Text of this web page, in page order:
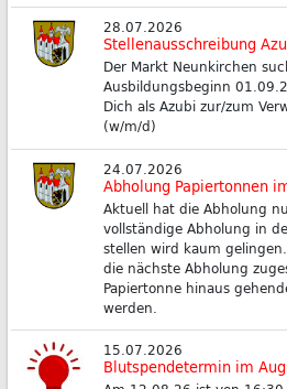
28.07.2026
Stellenausschreibung
Der Markt Neunkirchen
Ausbildungsbeginn
Dich als Azubi zur/zum
(w/m/d)
24.07.2026
Abholung Papiertonnen
Aktuell hat die Abholung
vollständige Abholung in
stellen wird kaum
die nächste Abholung
Papiertonne hinaus
werden.
15.07.2026
Blutspendetermin im